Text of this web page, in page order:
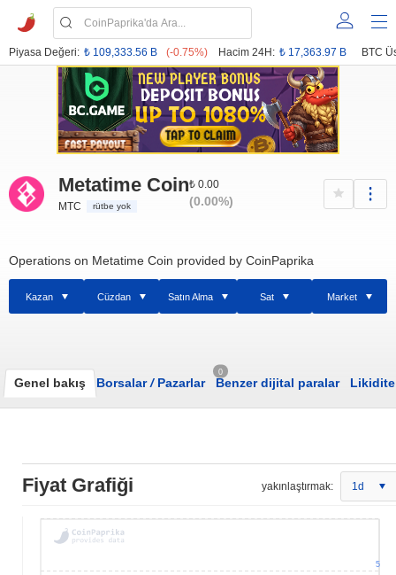
Piyasa Değeri: ₺ 109,333.56 B (-0.75%) Hacim 24H: ₺ 17,363.97 B BTC
Metatime Coin
MTC rütbe yok
₺ 0.00
(0.00%)
Operations on Metatime Coin provided by CoinPaprika
Kazan Cüzdan Satın Alma Sat Market
Genel bakış Borsalar/Pazarlar
0
Benzer dijital paralar Likidite
Fiyat Grafiği yakınlaştırmak: 1d
5